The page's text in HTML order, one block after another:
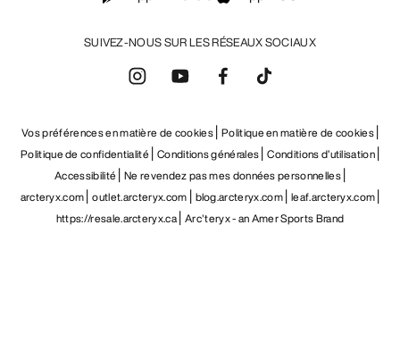
SUIVEZ-NOUS SUR LES RÉSEAUX SOCIAUX
Vos préférences en matière de cookies Politique en matière de cookies
Politique de confidentialité Conditions générales Conditions d’utilisation
Accessibilité Ne revendez pas mes données personnelles
arcteryx.com outlet.arcteryx.com blog.arcteryx.com leaf.arcteryx.com
https://resale.arcteryx.ca Arc'teryx - an Amer Sports Brand